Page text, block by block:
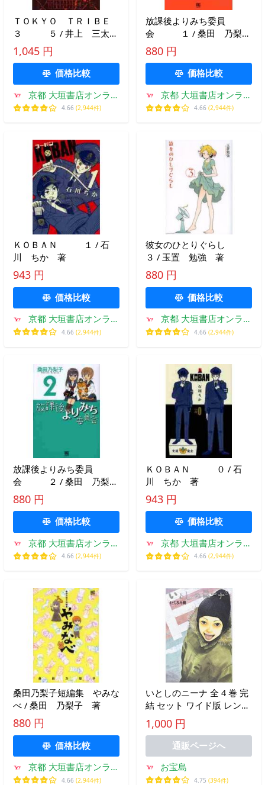
ＴＯＫＹＯ ＴＲＩＢＥ
３ ５ / 井上 三太
著
1,045 円
価格比較
京都 大垣書店オンライ
ン
4.66 (2,944件)
放課後よりみち委員
会 １ / 桑田 乃梨
子 著
880 円
価格比較
京都 大垣書店オンライ
ン
4.66 (2,944件)
ＫＯＢＡＮ １ / 石
川 ちか 著
943 円
価格比較
京都 大垣書店オンライ
ン
4.66 (2,944件)
彼女のひとりぐらし
３ / 玉置 勉強 著
880 円
価格比較
京都 大垣書店オンライ
ン
4.66 (2,944件)
放課後よりみち委員
会 ２ / 桑田 乃梨
子 著
880 円
価格比較
京都 大垣書店オンライ
ン
4.66 (2,944件)
ＫＯＢＡＮ ０ / 石
川 ちか 著
943 円
価格比較
京都 大垣書店オンライ
ン
4.66 (2,944件)
桑田乃梨子短編集 やみな
べ / 桑田 乃梨子 著
880 円
価格比較
京都 大垣書店オンライ
ン
4.66 (2,944件)
いとしのニーナ 全 4 巻 完
結 セット ワイド版 レンタ
ル落ち 全巻セット 中古 コ
ミック Comic
1,000 円
通販ページへ
お宝島
4.75 (394件)